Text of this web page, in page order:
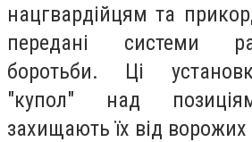
нацгвардійцям та
передані системи
боротьби. Ці
"купол" над
захищають їх від ворожих